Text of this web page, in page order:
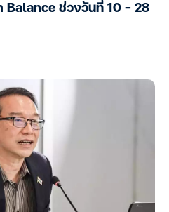
Balance ช่วงวันที่ 10 – 28